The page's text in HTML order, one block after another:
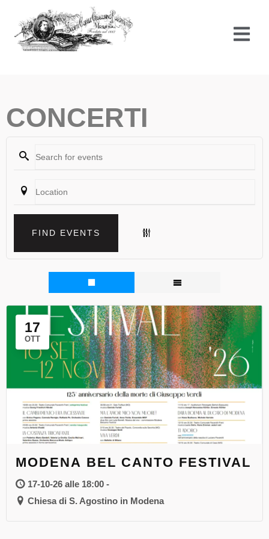
contenuto
CONCERTI
FIND EVENTS
17
OTT
MODENA BEL CANTO FESTIVAL
17-10-26 alle 18:00 -
Chiesa di S. Agostino in Modena